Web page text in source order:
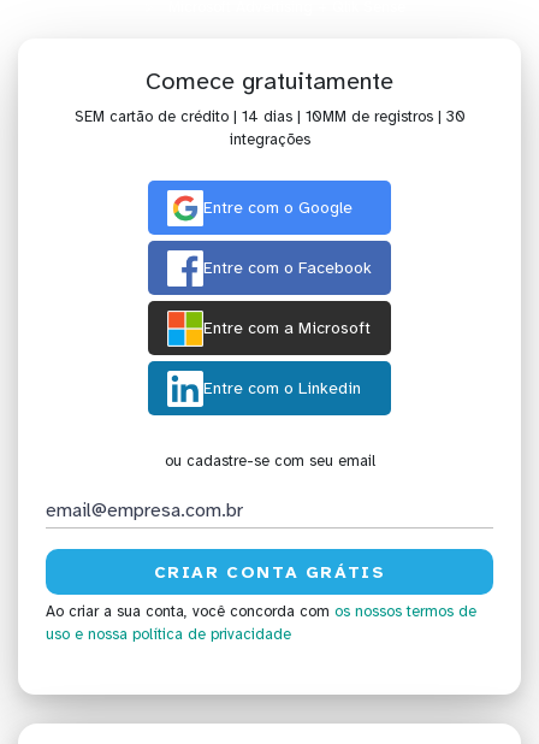
Comece gratuitamente
SEM cartão de crédito | 14 dias | 10MM de registros | 30
integrações
Entre com o Google
Entre com o Facebook
Entre com a Microsoft
Entre com o Linkedin
ou cadastre-se com seu email
Ao criar a sua conta, você concorda com os nossos termos de
uso e nossa política de privacidade